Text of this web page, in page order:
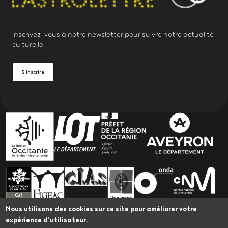
Nous utilisons des cookies sur ce site pour améliorer votre
expérience d'utilisateur.
Inscrivez-vous à notre newsletter pour suivre notre actualité
culturelle.
S'inscrire
PARTENAIRES